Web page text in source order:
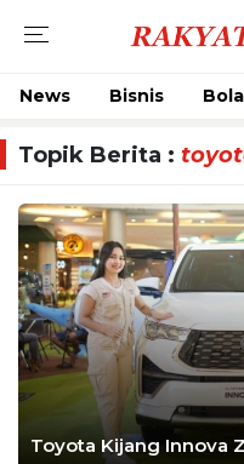
News Bisnis Bola
Topik Berita :
Toyota Kijang Innova